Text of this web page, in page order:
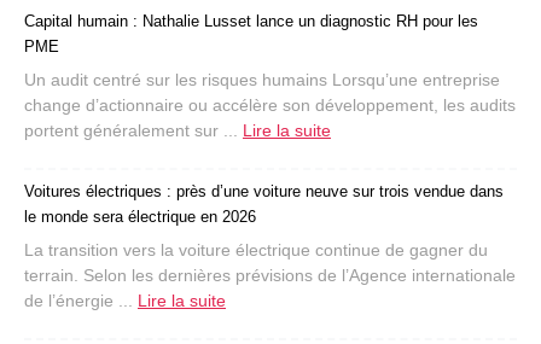
Capital humain : Nathalie Lusset lance un diagnostic RH pour les
PME
Un audit centré sur les risques humains Lorsqu’une entreprise
change d’actionnaire ou accélère son développement, les audits
portent généralement sur ... Lire la suite
Voitures électriques : près d’une voiture neuve sur trois vendue dans
le monde sera électrique en 2026
La transition vers la voiture électrique continue de gagner du
terrain. Selon les dernières prévisions de l’Agence internationale
de l’énergie ... Lire la suite